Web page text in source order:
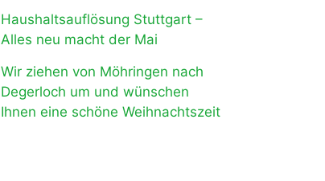
Haushaltsauflösung Stuttgart –
Alles neu macht der Mai
Wir ziehen von Möhringen nach
Degerloch um und wünschen
Ihnen eine schöne Weihnachtszeit